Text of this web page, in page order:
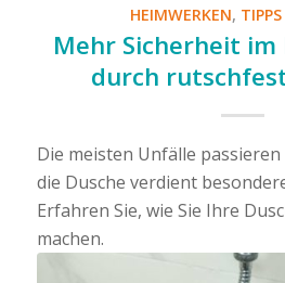
HEIMWERKEN,
Mehr Sicherheit
durch
Die meisten Unfälle
die Dusche verdient
Erfahren Sie, wie Sie Ihre
machen.